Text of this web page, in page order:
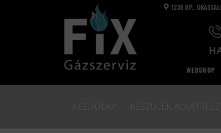
1238 BP.,
WEBSHOP
KEZDŐLAP KÉSZÜLÉK